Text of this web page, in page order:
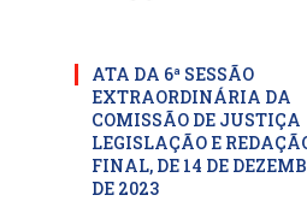
ATA DA 6ª SESSÃO
EXTRAORDINÁRIA DA
COMISSÃO DE JUSTIÇA
LEGISLAÇÃO E
FINAL, DE 14 DE
DE 2023